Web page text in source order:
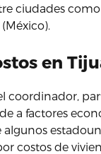
ciudades
en
coordinador,
a factores
algunos
costos de